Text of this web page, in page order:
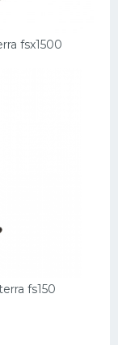
fsx1500
fs150